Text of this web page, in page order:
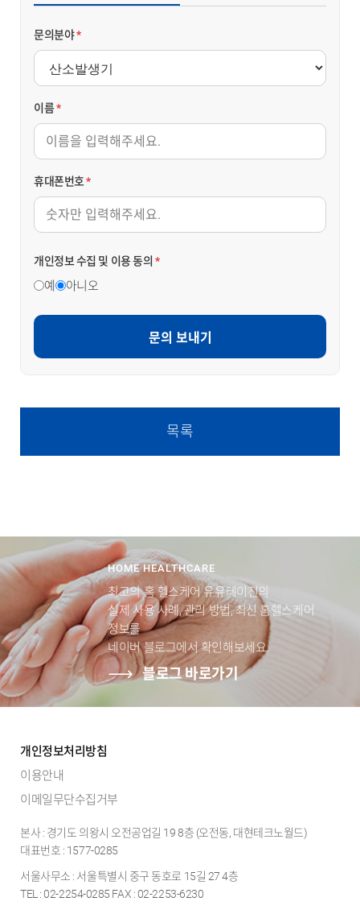
문의분야*
이름*
휴대폰번호*
개인정보 수집 및 이용 동의 *
예 아니오
문의 보내기
목록
HOME HEALTHCARE
최고의 홈 헬스케어 유유테이진의
실제 사용 사례, 관리 방법, 최신 홈헬스케어
정보를
네이버 블로그에서 확인해보세요.
블로그 바로가기
개인정보처리방침
이용안내
이메일무단수집거부
본사 : 경기도 의왕시 오전공업길 19 8층 (오전동, 대현테크노월드)
대표번호 : 1577-0285
서울사무소 : 서울특별시 중구 동호로 15길 27 4층
TEL : 02-2254-0285 FAX : 02-2253-6230